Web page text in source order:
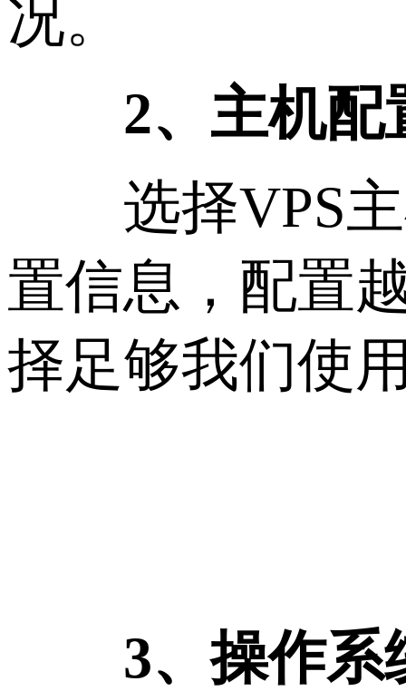
况。
2、主机配
选择VPS主
置信息，配置
择足够我们使
3、操作系